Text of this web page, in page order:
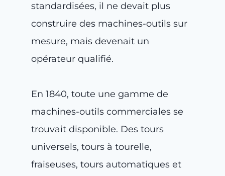
standardisées, il ne devait plus
construire des machines-outils sur
mesure, mais devenait un
opérateur qualifié.
En 1840, toute une gamme de
machines-outils commerciales se
trouvait disponible. Des tours
universels, tours à tourelle,
fraiseuses, tours automatiques et